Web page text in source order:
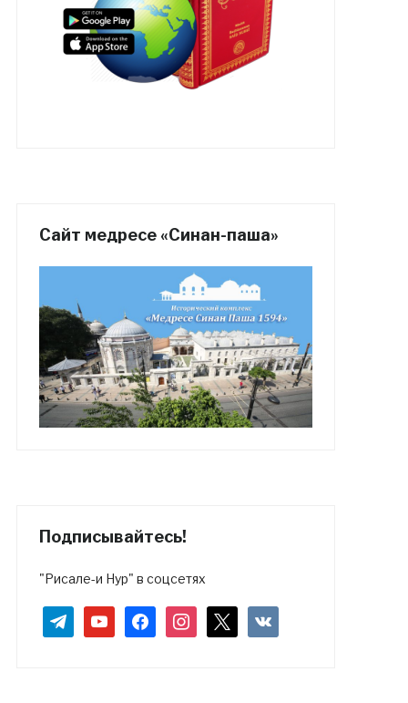
Сайт медресе «Синан-паша»
Подписывайтесь!
"Рисале-и Нур" в соцсетях
telegramyoutubefacebookinstagram vkontakte